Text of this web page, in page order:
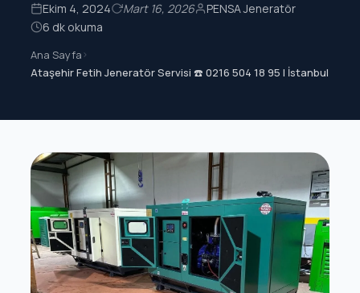
Ekim 4, 2024 Mart 16, 2026
PENSA Jeneratör
6 dk okuma
Ana Sayfa>
Ataşehir Fetih Jeneratör Servisi ☎️ 0216 504 18 95 | İstanbul